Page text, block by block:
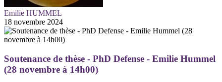
Emilie HUMMEL
18 novembre 2024
Soutenance de thèse - PhD Defense - Emilie Hummel
(28 novembre à 14h00)